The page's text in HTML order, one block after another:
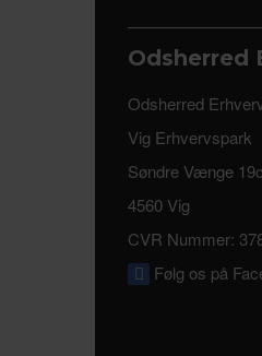
Odsherred
Odsherred
Vig Erhvervspark
Søndre Vænge 19c
4560 Vig
CVR Nummer:
Følg os på